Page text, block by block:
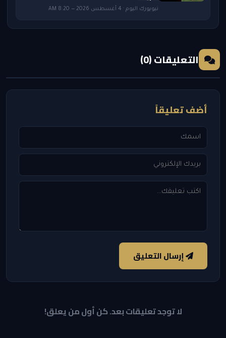
نيويورك اليوم · 4 أغسطس 2026 — 8:20 AM
التعليقات (0)
أضف تعليقاً
إرسال التعليق
لا توجد تعليقات بعد. كن أول من يعلق!